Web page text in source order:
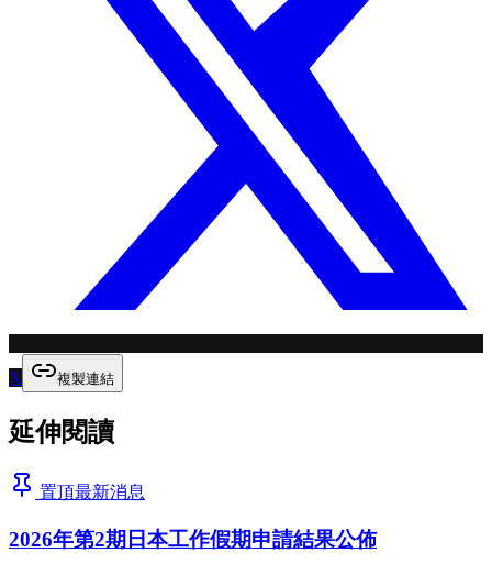
X 複製連結
延伸閱讀
置頂最新消息
2026年第2期日本工作假期申請結果公佈